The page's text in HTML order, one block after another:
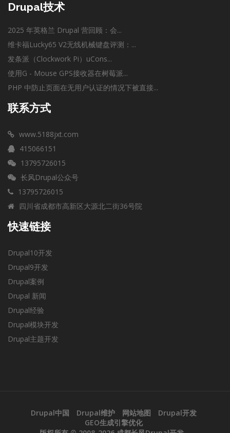
Drupal技术
2025 年英格兰 Drupal 营回顾：会...
维卡福Lucky65 V2无线机械键盘评测：...
发条派（Clockwork Pi）uCons...
使用G - Mouse GPS接收器在树莓派...
PHP 中防止页面在无用户认证的情况下被直接...
联系方式
www.5188jxt.com
415066151
13795726015
长风Drupal公众号
13795726015
四川省成都市高新区大源北二街36号院
快速链接
Drupal10开发
Drupal9开发
Drupal案例
Drupal 新闻
Drupal经验
Drupal模块开发
Drupal主题开发
Drupal中国 Drupal维护 网站地图
Drupal开发
GEO生成引擎优化